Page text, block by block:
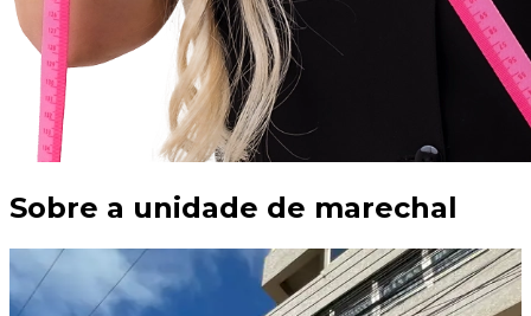
Sobre a unidade de marechal